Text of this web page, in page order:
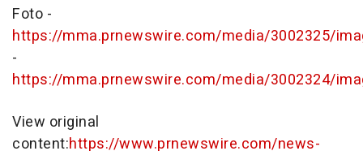
Foto -
https://mma.prnewswire.com/media/3002325/
-
https://mma.prnewswire.com/media/3002324/
View original
content:https://www.prnewswire.com/news-